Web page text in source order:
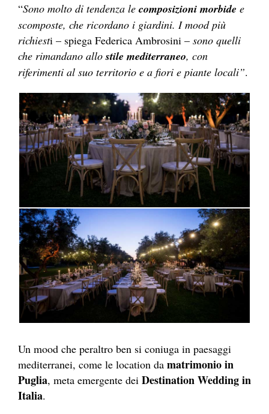
“Sono molto di tendenza le composizioni morbide e
scomposte, che ricordano i giardini. I mood più
richiesti – spiega Federica Ambrosini – sono quelli
che rimandano allostile mediterraneo, con
riferimenti al suo territorio e a fiori e piante locali”.
Un mood che peraltro ben si coniuga in paesaggi
mediterranei, come le location da matrimonio in
Puglia, meta emergente dei Destination Wedding in
Italia.